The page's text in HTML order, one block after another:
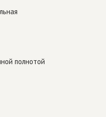
полнотой